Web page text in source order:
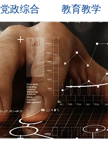
党政综合 教育教学